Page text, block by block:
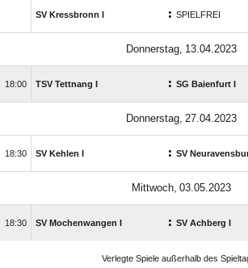
SV Kressbronn I : SPIELFREI
 
 TSV Tettnang I : SG Baienfurt I
 
 SV Kehlen I : SV
 
 SV Mochenwangen I : SV Achberg I
Verlegte Spiele außerhalb des